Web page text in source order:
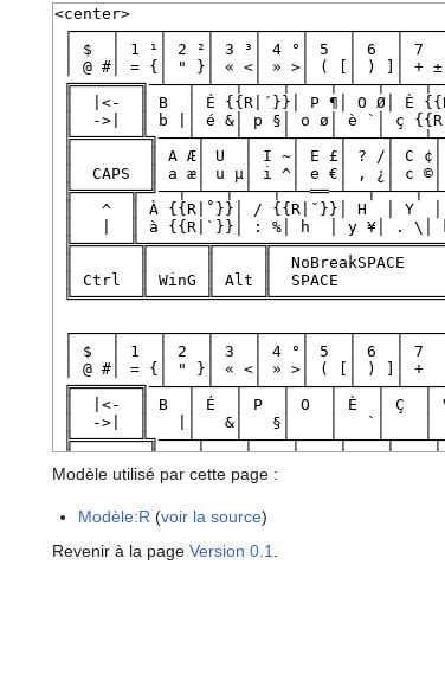
Modèle utilisé par cette page :
Modèle:R (voir la source)
Revenir à la page Version 0.1